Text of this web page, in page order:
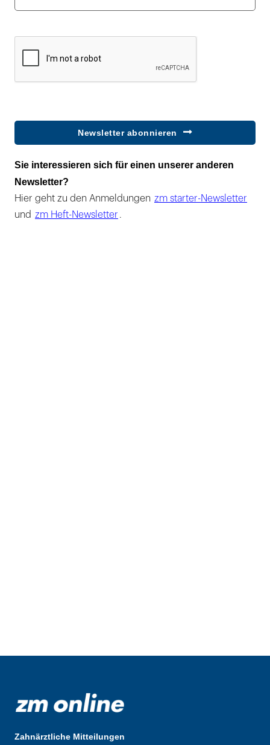
Newsletter abonnieren
Sie interessieren sich für einen unserer anderen
Newsletter?
Hier geht zu den Anmeldungen zm starter-Newsletter
und zm Heft-Newsletter .
Zahnärztliche Mitteilungen